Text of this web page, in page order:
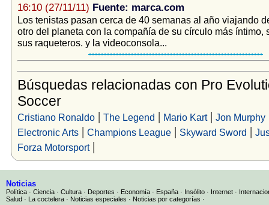
16:10 (27/11/11) Fuente: marca.com
Los tenistas pasan cerca de 40 semanas al año viajando
otro del planeta con la compañía de su círculo más íntimo,
sus raqueteros. y la videoconsola...
Búsquedas relacionadas con Pro
Soccer
Cristiano Ronaldo| The Legend | Mario Kart| Jon Murphy
Electronic Arts| Champions League| Skyward Sword |
Forza Motorsport|
Noticias
Política · Ciencia · Cultura · Deportes · Economía · España · Insólito · Internet ·
Salud · La coctelera · Noticias especiales · Noticias por categorías ·